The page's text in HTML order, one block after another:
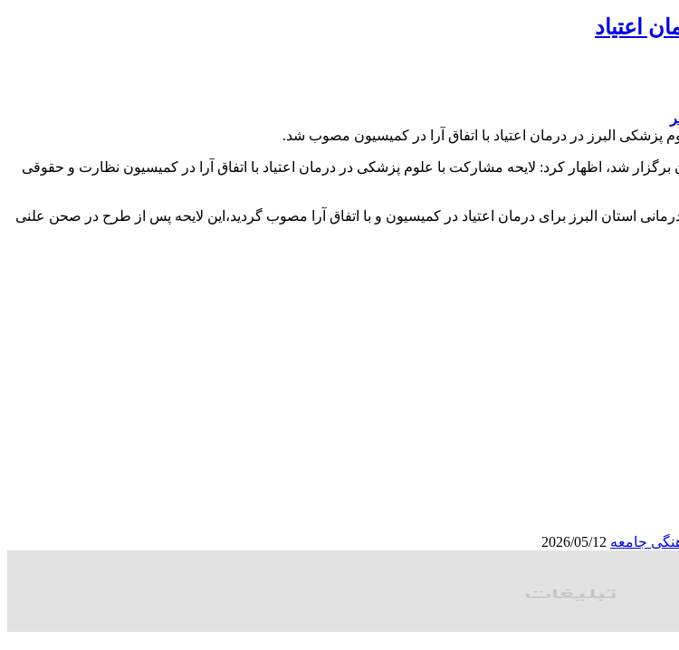
اعتیاد
البرز در درمان اعتیاد با اتفاق آرا در کمیسیون مصوب شد.
شد، اظهار کرد: لایحه مشارکت با علوم پزشکی در درمان اعتیاد با اتفاق آرا در کمیسیون نظارت و حقوقی
علوم پزشکی و خدمات درمانی استان البرز برای درمان اعتیاد در کمیسیون و با اتفاق آرا مصوب گردید،این لایحه پس از طرح در صحن علنی
جامعه